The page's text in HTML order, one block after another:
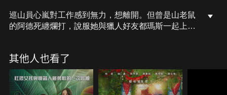
巡山員心嵐對工作感到無力，想離開。但曾是山老鼠
的阿德死纏爛打，說服她與獵人好友都瑪斯一起上
檜木的地方，心嵐狠下心取締阿德非法盜木，而暗中
跟著他們的山老鼠也現身，眾人僵持不下，這場旅程
要如何順利落幕？
其他人也看了